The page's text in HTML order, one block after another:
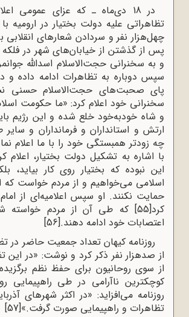
در 18 دی‌ماه ـ که عزای عمومی
تظاهراتی علیه دولت بختیار در ارومیه
چهل‌هزار نفر و سردادن شعارهای انقلابی
پس از گذشتن از خیابان‌های شهر در فلکه
و به سخنرانی حجت‌الاسلام اسدالله
سپس دوباره به تظاهرات ادامه داده
پای صحبت‌های حجت‌الاسلام حسنی
سخنرانی خود اعلام کرد: «ما حکومت
و شاه خودبه‌خود خلع شده و این رژیم
ارتش و استانداران و فرمانداران و
چه زودتر همبستگی خود را با ما اعلام
با اشاره به تشکیل دولت بختیار،
این نبوده که بختیار روی کار بیاید،
اسلامی می‌خواهیم و از مردم خواست که از
حمایت نکنند. او سپس اعلامیه‌ای از
کرد[55]
که طی آن از مردم خواسته
اعتصابات خود ادامه دهند.[56]
روزنامه کیهان تعداد جمعیت حاضر در
از صدهزار نفر ذکر کرد و نوشت: «در این
از سوی روحانیون برای حفظ نظم
کوچکترین ناآرامی در طی راهپیمایی
روزنامه می‌افزاید: «در اکثر شهرهای
تظاهرات و راهپیمایی صورت گرفت.»[57]